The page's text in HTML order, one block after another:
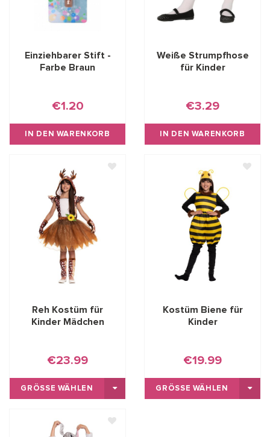
Einziehbarer Stift -
Farbe Braun
€1.20
IN DEN WARENKORB
Weiße Strumpfhose
für Kinder
€3.29
IN DEN WARENKORB
Reh Kostüm für
Kinder Mädchen
€23.99
GRÖSSE WÄHLEN
Kostüm Biene für
Kinder
€19.99
GRÖSSE WÄHLEN